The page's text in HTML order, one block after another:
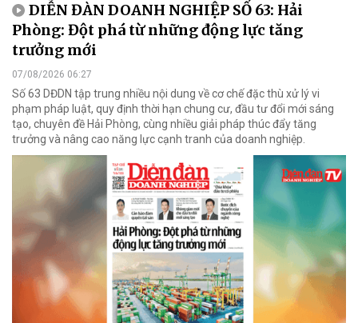
DIỄN ĐÀN DOANH NGHIỆP SỐ 63: Hải
Phòng: Đột phá từ những động lực tăng
trưởng mới
07/08/2026 06:27
Số 63 DĐDN tập trung nhiều nội dung về cơ chế đặc thù xử lý vi
phạm pháp luật, quy định thời hạn chung cư, đầu tư đổi mới sáng
tạo, chuyên đề Hải Phòng, cùng nhiều giải pháp thúc đẩy tăng
trưởng và nâng cao năng lực cạnh tranh của doanh nghiệp.